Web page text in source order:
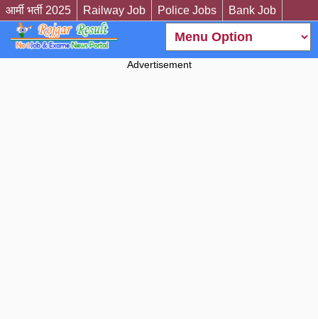
आर्मी भर्ती 2025 Railway Job Police Jobs Bank Job
Advertisement